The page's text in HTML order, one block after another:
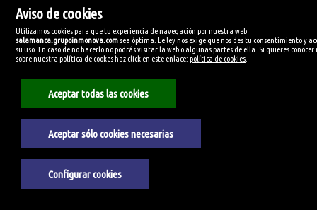
6609/3701
Superficie útil:
120m²
110m²
Dormitorios:
4
Amueblado:
Totalmente amueblado
Planta:
Cocina amueblada:
Tipo de cocina:
Independiente
Ubicación:
A la calle
Altura techos:
Normal
Tipo techo:
Carpintería interior:
Lacado blanco
Revestimiento paredes:
Lisas
Suelos:
Tarima
Tipo ventanas:
Trastero:
Agua caliente:
Centralizada
Termo eléctrico
Aviso de cookies
Utilizamos cookies para que tu experiencia de navegación por nuestra web
salamanca.grupoinmonova.com sea óptima. Le ley nos exige que nos des tu consentimiento y
su uso. En caso de no hacerlo no podrás visitar la web o algunas partes de ella. Si quieres conocer
sobre nuestra política de cookes haz click en este enlace:política de cookies
Aceptar todas las cookies
Aceptar sólo cookies necesarias
Configurar cookies